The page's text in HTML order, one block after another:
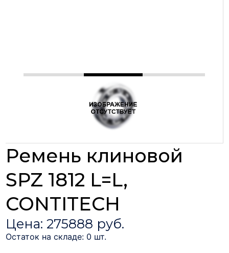
Ремень клиновой
SPZ 1812 L=L,
CONTITECH
Цена: 275888 руб.
Остаток на складе: 0 шт.